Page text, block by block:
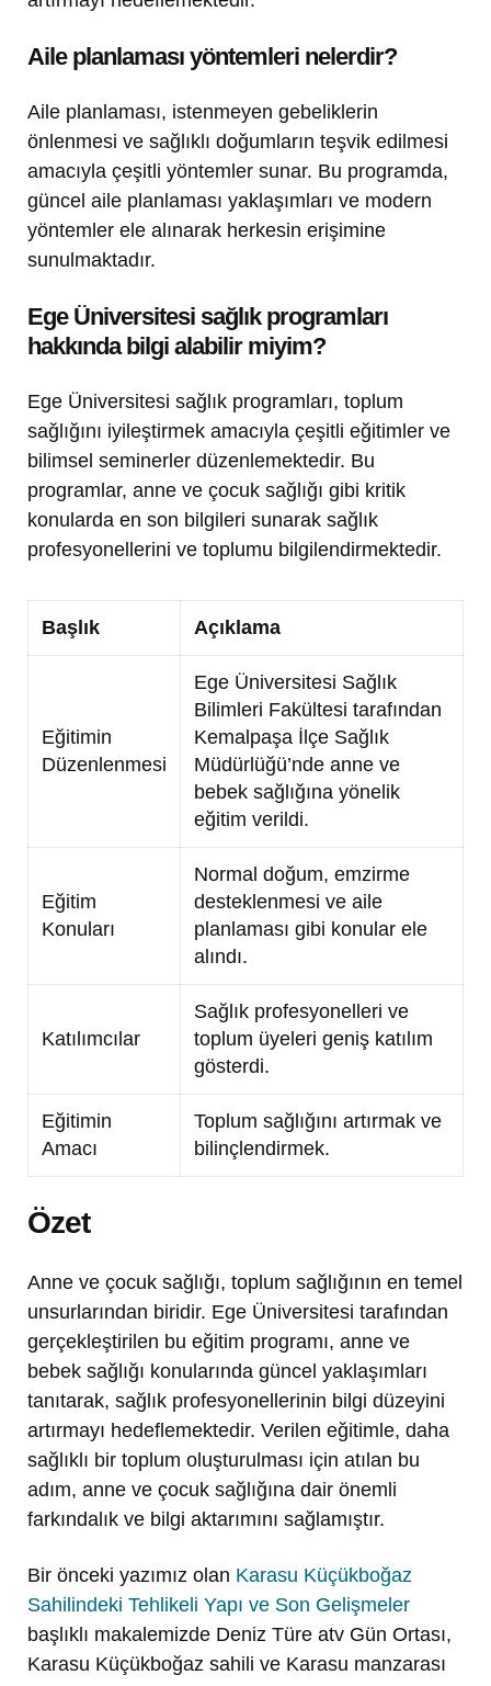
Aile planlaması yöntemleri nelerdir?
Aile planlaması, istenmeyen gebeliklerin
önlenmesi ve sağlıklı doğumların teşvik edilmesi
amacıyla çeşitli yöntemler sunar. Bu programda,
güncel aile planlaması yaklaşımları ve modern
yöntemler ele alınarak herkesin erişimine
sunulmaktadır.
Ege Üniversitesi sağlık programları
hakkında bilgi alabilir miyim?
Ege Üniversitesi sağlık programları, toplum
sağlığını iyileştirmek amacıyla çeşitli eğitimler ve
bilimsel seminerler düzenlemektedir. Bu
programlar, anne ve çocuk sağlığı gibi kritik
konularda en son bilgileri sunarak sağlık
profesyonellerini ve toplumu bilgilendirmektedir.
Başlık Açıklama
Eğitimin
Düzenlenmesi
Ege Üniversitesi Sağlık
Bilimleri Fakültesi tarafından
Kemalpaşa İlçe Sağlık
Müdürlüğü’nde anne ve
bebek sağlığına yönelik
eğitim verildi.
Eğitim
Konuları
Normal doğum, emzirme
desteklenmesi ve aile
planlaması gibi konular ele
alındı.
Katılımcılar
Sağlık profesyonelleri ve
toplum üyeleri geniş katılım
gösterdi.
Eğitimin
Amacı
Toplum sağlığını artırmak ve
bilinçlendirmek.
Özet
Anne ve çocuk sağlığı, toplum sağlığının en temel
unsurlarından biridir. Ege Üniversitesi tarafından
gerçekleştirilen bu eğitim programı, anne ve
bebek sağlığı konularında güncel yaklaşımları
tanıtarak, sağlık profesyonellerinin bilgi düzeyini
artırmayı hedeflemektedir. Verilen eğitimle, daha
sağlıklı bir toplum oluşturulması için atılan bu
adım, anne ve çocuk sağlığına dair önemli
farkındalık ve bilgi aktarımını sağlamıştır.
Bir önceki yazımız olan Karasu Küçükboğaz
Sahilindeki Tehlikeli Yapı ve Son Gelişmeler
başlıklı makalemizde Deniz Türe atv Gün Ortası,
Karasu Küçükboğaz sahili ve Karasu manzarası